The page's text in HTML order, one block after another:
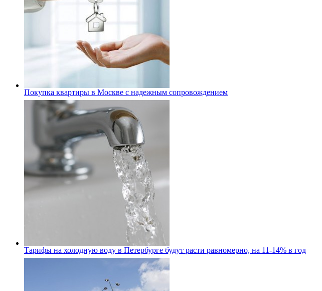
Покупка квартиры в Москве с надежным сопровождением
Тарифы на холодную воду в Петербурге будут расти равномерно, на 11-14% в год